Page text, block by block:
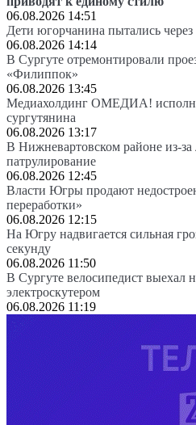
06.08.2026 14:51
Дети югорчанина пытались через
06.08.2026 14:14
В Сургуте отремонтировали
«Филиппок»
06.08.2026 13:45
Медиахолдинг ОМЕДИА!
сургутянина
06.08.2026 13:17
В Нижневартовском районе из-
патрулирование
06.08.2026 12:45
Власти Югры продают
переработки»
06.08.2026 12:15
На Югру надвигается сильная
секунду
06.08.2026 11:50
В Сургуте велосипедист выехал
электроскутером
06.08.2026 11:19